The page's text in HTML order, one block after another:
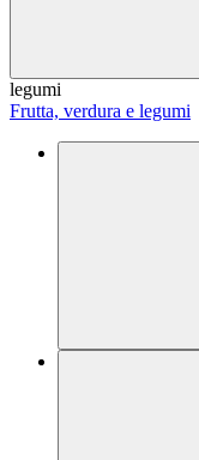
legumi
Frutta, verdura e legumi